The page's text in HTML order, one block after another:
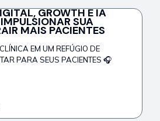
GROWTH E IA
SUA
MAIS PACIENTES
EM UM REFÚGIO DE
PARA SEUS PACIENTES 🎧